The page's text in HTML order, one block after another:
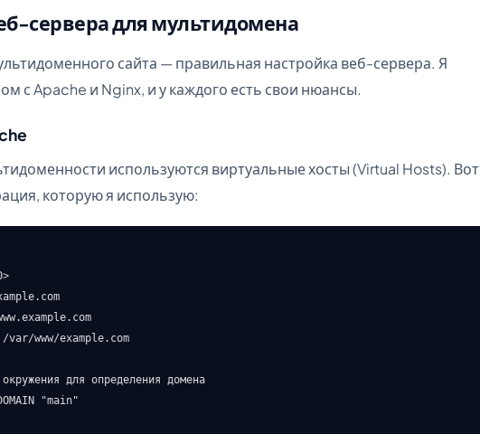
сервера для мультидомена
сайта — правильная настройка веб-сервера. Я
с Apache и Nginx, и у каждого есть свои нюансы.
используются виртуальные хосты (Virtual Hosts). Вот
которую я использую:
var/www/example.com
для определения домена
"main"